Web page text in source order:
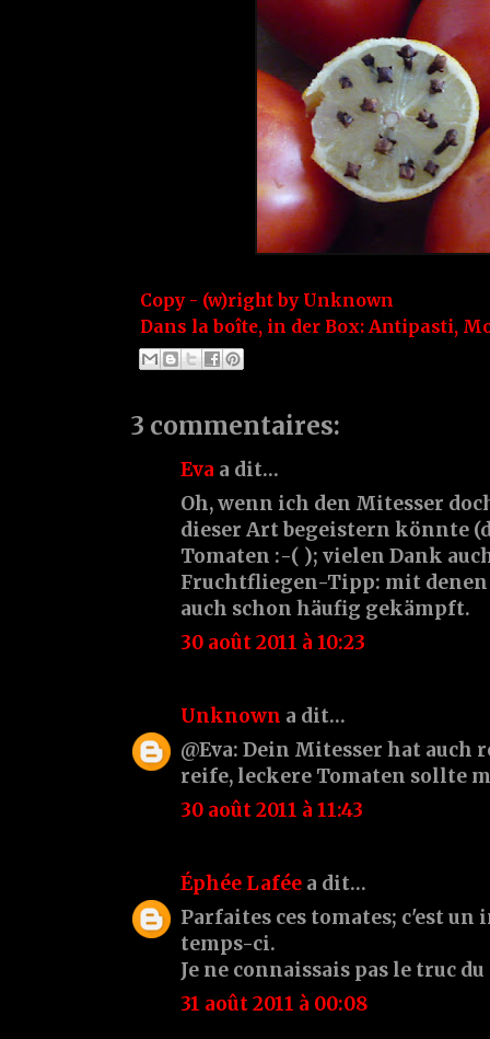
Copy - (w)right by Unknown
Dans la boîte, in der Box: Antipasti,
3 commentaires:
Eva a dit…
Oh, wenn ich den Mitesser
dieser Art begeistern könnte
Tomaten :-( ); vielen Dank
Fruchtfliegen-Tipp: mit denen
auch schon häufig gekämpft.
30 août 2011 à 10:23
Unknown a dit…
@Eva: Dein Mitesser hat
reife, leckere Tomaten sollte
30 août 2011 à 11:43
Éphée Lafée a dit…
Parfaites ces tomates; c'est un
temps-ci.
Je ne connaissais pas le truc
31 août 2011 à 00:08